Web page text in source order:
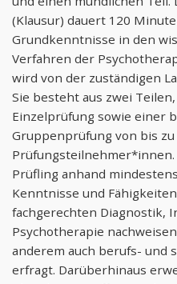
(Klausur) dauert 120
Grundkenntnisse in den
Verfahren der
wird von der zuständigen
Sie besteht aus zwei
Einzelprüfung sowie einer
Gruppenprüfung von bis zu
Prüfling anhand
Kenntnisse und
fachgerechten Diagnostik,
Psychotherapie
anderem auch berufs- und
erfragt. Darüberhinaus